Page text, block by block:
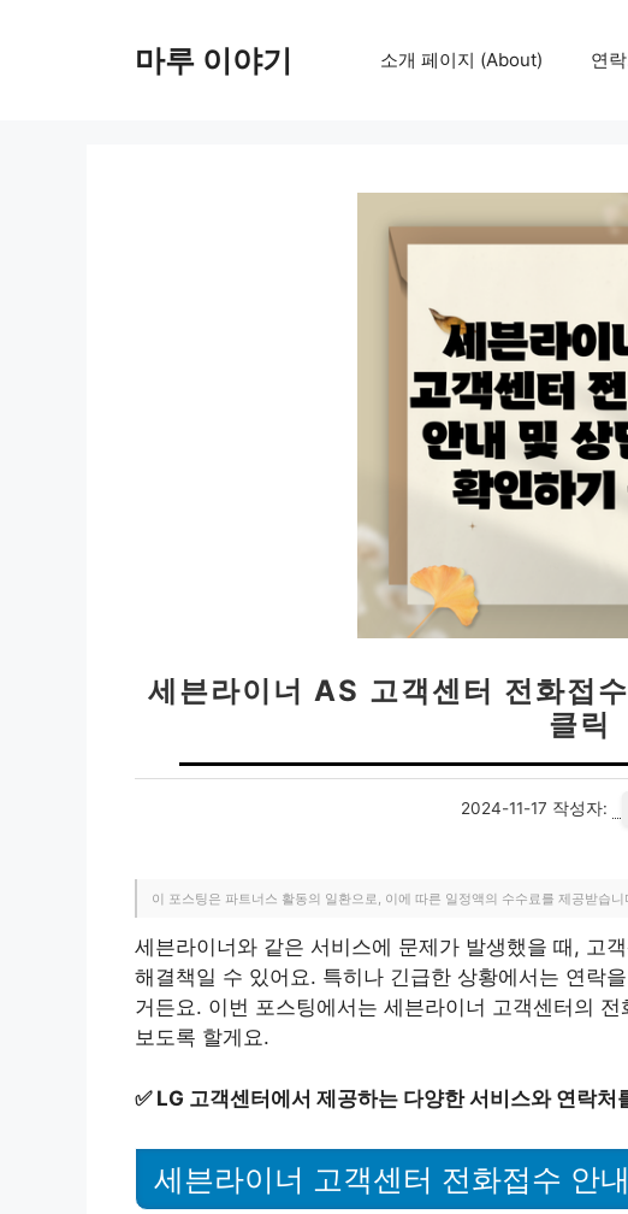
마루 이야기 소개 페이지 (About) 연
세븐라이너 AS 고객센터 전화접
클릭
2024-11-17 작성자:
이 포스팅은 파트너스 활동의 일환으로, 이에 따른 일정액의 수수료를 제공받습니
세븐라이너와 같은 서비스에 문제가 발생했을 때, 고
해결책일 수 있어요. 특히나 긴급한 상황에서는 연락
거든요. 이번 포스팅에서는 세븐라이너 고객센터의
보도록 할게요.
✅ LG 고객센터에서 제공하는 다양한 서비스와 연락처
세븐라이너 고객센터 전화접수 안내